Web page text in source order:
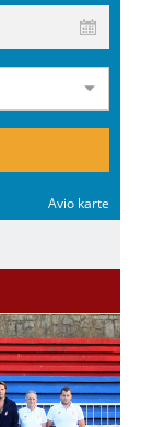
Avio karte